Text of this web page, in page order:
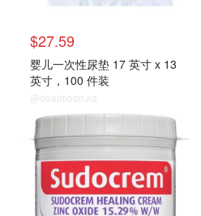
$27.59
婴儿一次性尿垫 17 英寸 x 13
英寸，100 件装
@dealmoon.nz